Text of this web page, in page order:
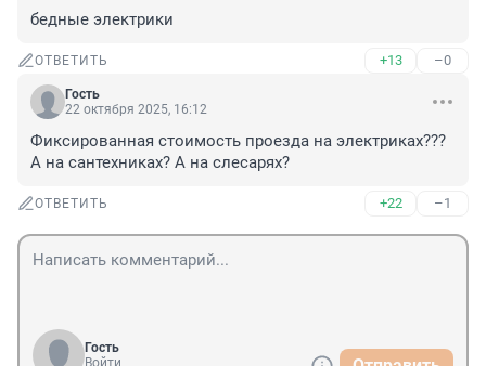
бедные электрики
ОТВЕТИТЬ +13 –0
Гость
22 октября 2025, 16:12
Фиксированная стоимость проезда на электриках???
А на сантехниках? А на слесарях?
ОТВЕТИТЬ +22 –1
Гость
Войти